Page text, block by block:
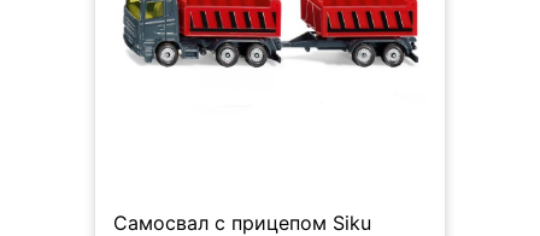
Самосвал с прицепом Siku